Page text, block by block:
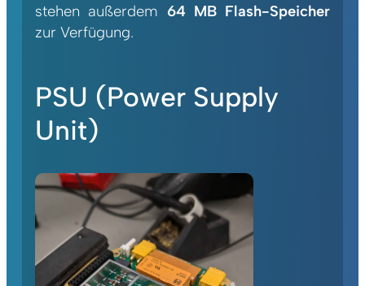
stehen außerdem 64 MB Flash-Speicher
zur Verfügung.
PSU (Power Supply
Unit)